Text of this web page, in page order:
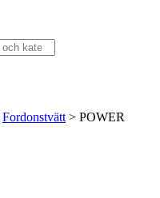
Fordonstvätt > POWER